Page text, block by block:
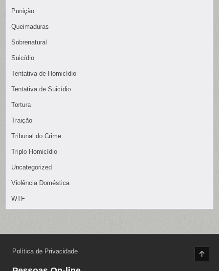
Punição
Queimaduras
Sobrenatural
Suicídio
Tentativa de Homicídio
Tentativa de Suicídio
Tortura
Traição
Tribunal do Crime
Triplo Homicídio
Uncategorized
Violência Doméstica
WTF
Política de Privacidade
TO